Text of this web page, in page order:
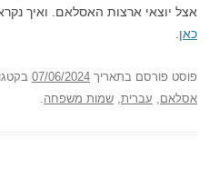
אצל יוצאי ארצות האסלאם. ואיך
כאן
פוסט פורסם בתאריך 07/06/2024
אסלאם
עברית שמות משפחה